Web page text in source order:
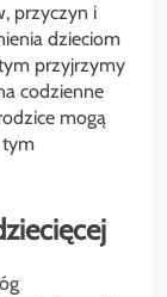
przyczyn i
dzieciom
przyjrzymy
codzienne
mogą
tym